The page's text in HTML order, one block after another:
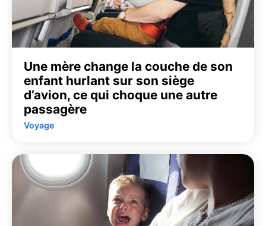
Une mère change la couche de son
enfant hurlant sur son siège
d’avion, ce qui choque une autre
passagère
Voyage